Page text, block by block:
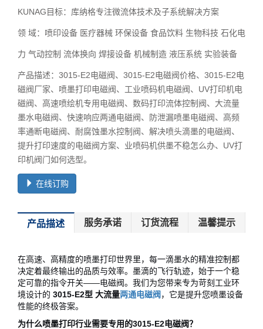
KUNAG目标：库纳格专注微流体技术及子系统解决方案
领 域：喷印设备 医疗器械 环保设备 食品饮料 生物科技 石化电
力 气动控制 流体换向 焊接设备 机械制造 液压系统 实验装备
产品描述：3015-E2电磁阀、3015-E2电磁阀价格、3015-E2电
磁阀厂家、喷墨打印电磁阀、工业喷码机电磁阀、UV打印机电
磁阀、高速喷绘机专用电磁阀、数码打印流体控制阀、大流量
墨水电磁阀、快速响应两通电磁阀、防泄漏喷墨电磁阀、高频
率通断电磁阀、耐腐蚀墨水控制阀、解决喷头滴墨的电磁阀、
提升打印速度的电磁阀方案、业喷码机供墨不稳怎么办、UV打
印机阀门如何选型。
在线订购
产品描述 服务承诺 订货流程 温馨提示
在高速、高精度的喷墨打印世界里，每一滴墨水的精准控制都
决定着最终输出的品质与效率。墨滴的飞行轨迹，始于一个稳
定可靠的指令开关——电磁阀。我们为您带来专为苛刻工业环
境设计的 3015-E2型 大流量两通电磁阀 ，它是提升您喷墨设备
性能的终极答案。
为什么喷墨打印行业需要专用的3015-E2电磁阀？